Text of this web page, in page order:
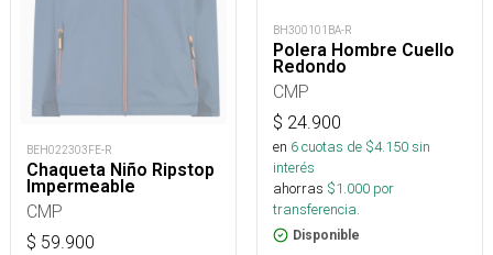
BEH022303FE-R
Chaqueta Niño Ripstop
Impermeable
CMP
$ 59.900
BH300101BA-R
Polera Hombre Cuello
Redondo
CMP
$ 24.900
en 6cuotas de $4.150sin
interés
ahorras $1.000 por
transferencia.
Disponible